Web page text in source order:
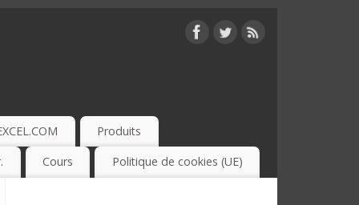
Produits
Cours Politique de cookies (UE)